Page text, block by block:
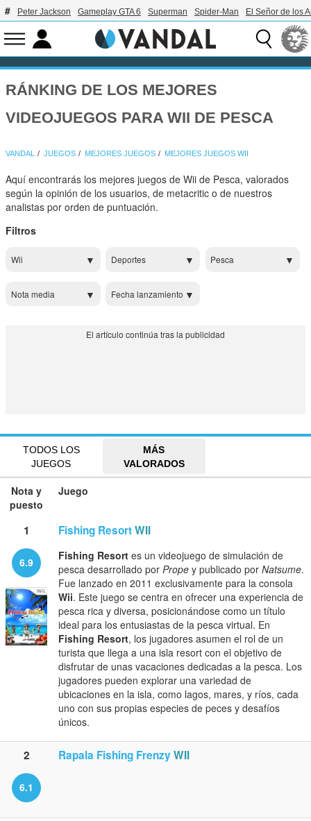
Peter Jackson Gameplay GTA 6 Superman Spider-Man El Señor de los
RÁNKING DE LOS MEJORES
VIDEOJUEGOS PARA WII DE PESCA
VANDAL JUEGOS MEJORES JUEGOS MEJORES JUEGOS WII
Aquí encontrarás los mejores juegos de Wii de Pesca, valorados
según la opinión de los usuarios, de metacritic o de nuestros
analistas por orden de puntuación.
Filtros
Wii Deportes Pesca
Nota media Fecha lanzamiento
TODOS LOS
JUEGOS
MÁS
VALORADOS
Nota y
puesto
Juego
1 Fishing ResortWII
6.9 Fishing Resort es un videojuego de simulación de
pesca desarrollado por Prope y publicado por Natsume.
Fue lanzado en 2011 exclusivamente para la consola
Wii. Este juego se centra en ofrecer una experiencia de
pesca rica y diversa, posicionándose como un título
ideal para los entusiastas de la pesca virtual. En
Fishing Resort, los jugadores asumen el rol de un
turista que llega a una isla resort con el objetivo de
disfrutar de unas vacaciones dedicadas a la pesca. Los
jugadores pueden explorar una variedad de
ubicaciones en la isla, como lagos, mares, y ríos, cada
uno con sus propias especies de peces y desafíos
únicos.
2 Rapala Fishing FrenzyWII
6.1